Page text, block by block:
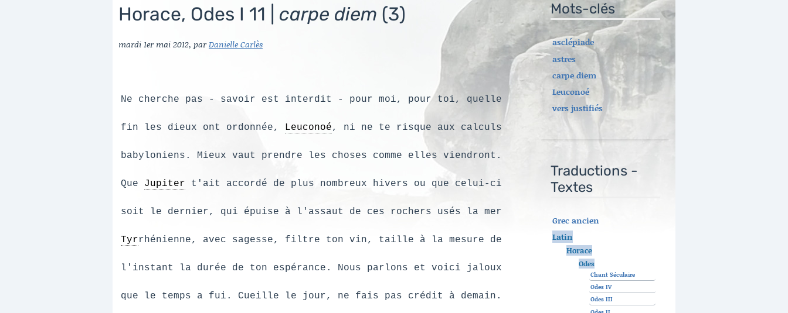
Horace, Odes I 11 | carpe diem (3)
mardi 1er mai 2012, parDanielle Carlès
Ne cherche pas - savoir est interdit - pour moi, pour toi, quelle
fin les dieux ont ordonnée, Leuconoé, ni ne te risque aux calculs
babyloniens. Mieux vaut prendre les choses comme elles viendront.
Que Jupiter t'ait accordé de plus nombreux hivers ou que celui-ci
soit le dernier, qui épuise à l'assaut de ces rochers usés la mer
Tyrrhénienne, avec sagesse, filtre ton vin, taille à la mesure de
l'instant la durée de ton espérance. Nous parlons et voici jaloux
que le temps a fui. Cueille le jour, ne fais pas crédit à demain.
Mots-clés
asclépiade
astres
carpe diem
Leuconoé
vers justifiés
Traductions -
Textes
Grec ancien
Latin
Horace
Odes
Chant Séculaire
Odes IV
Odes III